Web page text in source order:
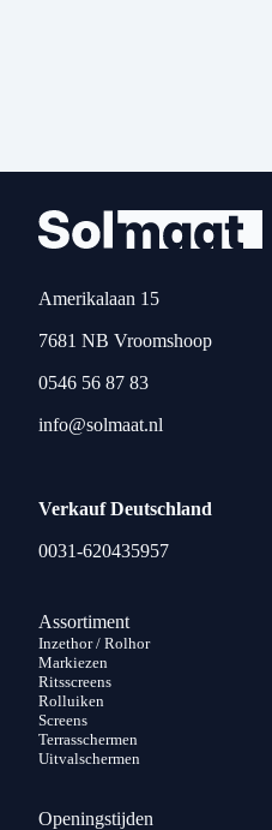
Amerikalaan 15
7681 NB Vroomshoop
0546 56 87 83
info@solmaat.nl
Verkauf Deutschland
0031-620435957
Assortiment
Inzethor / Rolhor
Markiezen
Ritsscreens
Rolluiken
Screens
Terrasschermen
Uitvalschermen
Openingstijden